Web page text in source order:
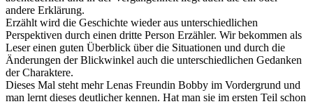
andere Erklärung.
Erzählt wird die Geschichte wieder aus unterschiedlichen
Perspektiven durch einen dritte Person Erzähler. Wir bekommen als
Leser einen guten Überblick über die Situationen und durch die
Änderungen der Blickwinkel auch die unterschiedlichen Gedanken
der Charaktere.
Dieses Mal steht mehr Lenas Freundin Bobby im Vordergrund und
man lernt dieses deutlicher kennen. Hat man sie im ersten Teil schon